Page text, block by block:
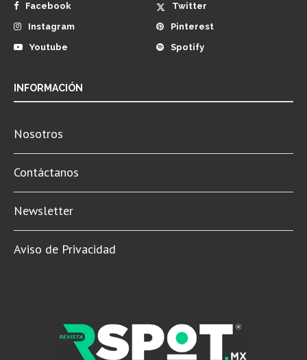
Facebook
Twitter
Instagram
Pinterest
Youtube
Spotify
INFORMACIÓN
Nosotros
Contáctanos
Newsletter
Aviso de Privacidad